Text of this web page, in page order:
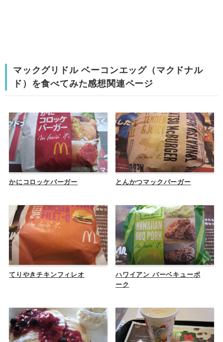
マックグリドル ベーコンエッグ（マクドナル
ド）を食べてみた感想関連ページ
かにコロッケバーガー とんかつマックバーガー
てりやきチキンフィレオ
ハワイアン バーベキューポ
ーク